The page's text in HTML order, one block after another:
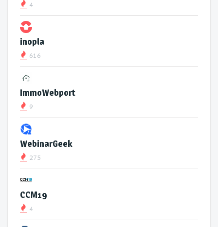
4
inopla
616
ImmoWebport
9
WebinarGeek
275
CCM19
4